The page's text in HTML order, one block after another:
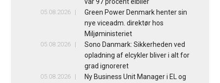
var 97 procent elbiler
05.08.2026
Green Power Denmark henter sin
nye viceadm. direktør hos
Miljøministeriet
05.08.2026
Sono Danmark: Sikkerheden ved
opladning af elcykler bliver i alt for
grad ignoreret
05.08.2026
Ny Business Unit Manager i EL og